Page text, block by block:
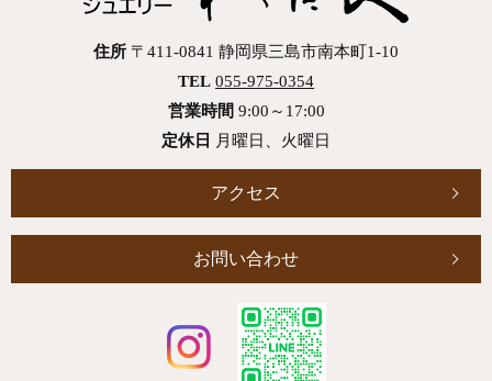
住所 〒411-0841 静岡県三島市南本町1-10
TEL 055-975-0354
営業時間 9:00～17:00
定休日
月曜日、火曜日
アクセス
お問い合わせ